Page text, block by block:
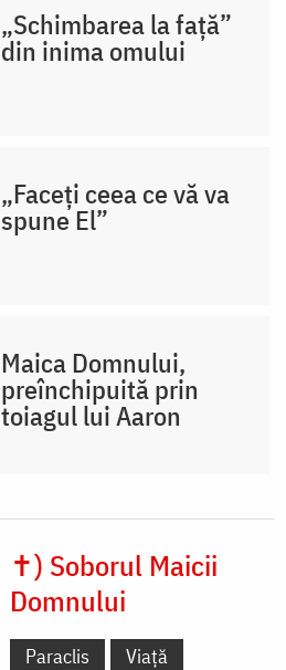
„Schimbarea la față”
din inima omului
„Faceți ceea ce vă va
spune El”
Maica Domnului,
preînchipuită prin
toiagul lui Aaron
✝) Soborul Maicii
Domnului
Paraclis
Viață